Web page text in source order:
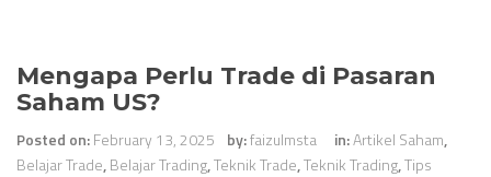
Mengapa Perlu Trade di Pasaran
Saham US?
Posted on:February 13, 2025 by:faizulmsta in:Artikel Saham,
Belajar Trade,Belajar Trading,Teknik Trade,Teknik Trading,Tips